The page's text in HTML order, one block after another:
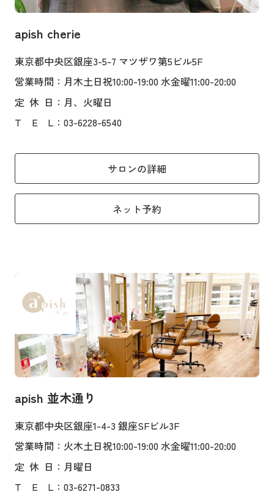
apish cherie
東京都中央区銀座3-5-7 マツザワ第5ビル5F
営業時間 ：月木土日祝10:00-19:00 水金曜11:00-20:00
定 休 日 ：月、火曜日
T
E L ：03-6228-6540
サロンの詳細
ネット予約
apish 並木通り
東京都中央区銀座1-4-3 銀座SFビル3F
営業時間 ：火木土日祝10:00-19:00 水金曜11:00-20:00
定 休 日 ：月曜日
T
E L ：03-6271-0833